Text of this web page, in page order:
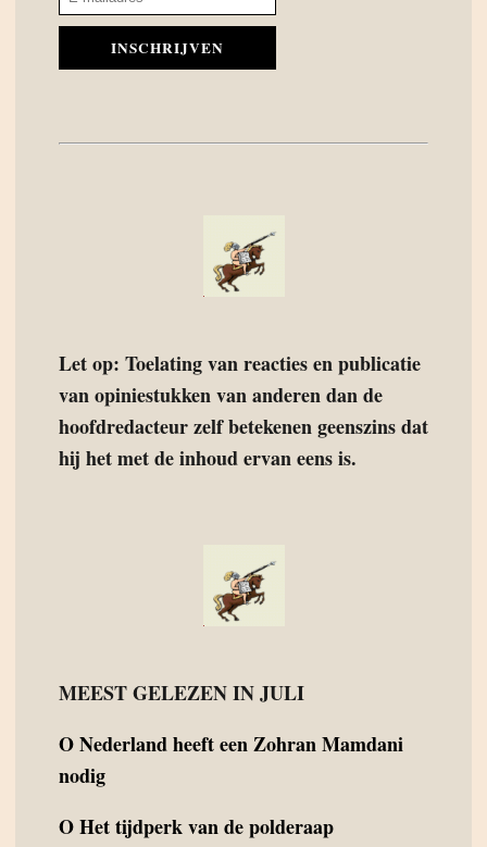
INSCHRIJVEN
Let op: Toelating van reacties en publicatie
van opiniestukken van anderen dan de
hoofdredacteur zelf betekenen geenszins dat
hij het met de inhoud ervan eens is.
MEEST GELEZEN IN JULI
ONederland heeft een Zohran Mamdani
nodig
OHet tijdperk van de polderaap